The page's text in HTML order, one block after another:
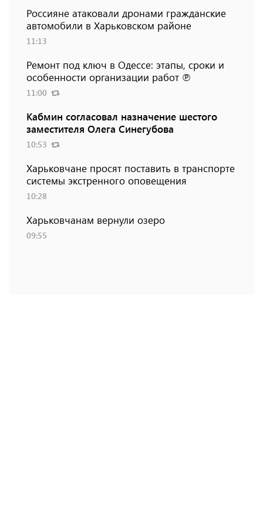
Россияне атаковали дронами гражданские
автомобили в Харьковском районе
11:13
Ремонт под ключ в Одессе: этапы, сроки и
особенности организации работ ℗
11:00
Кабмин согласовал назначение шестого
заместителя Олега Синегубова
10:53
Харьковчане просят поставить в транспорте
системы экстренного оповещения
10:28
Харьковчанам вернули озеро
09:55